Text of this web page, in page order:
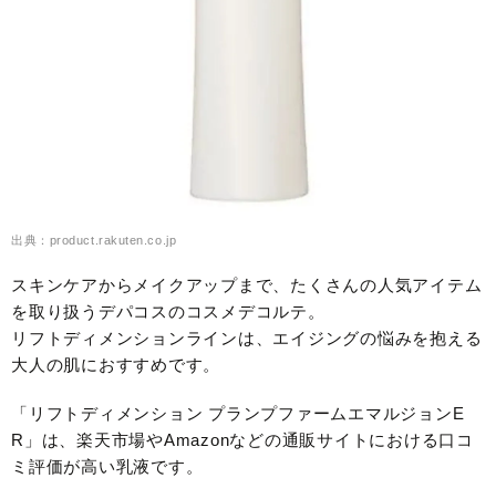
出典：product.rakuten.co.jp
スキンケアからメイクアップまで、たくさんの人気アイテム
を取り扱うデパコスのコスメデコルテ。
リフトディメンションラインは、エイジングの悩みを抱える
大人の肌におすすめです。
「リフトディメンション プランプファームエマルジョンE
R」は、楽天市場やAmazonなどの通販サイトにおける口コ
ミ評価が高い乳液です。